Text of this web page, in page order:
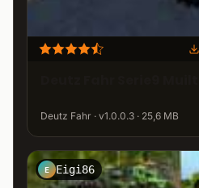
Deutz Fahr · v1.0.0.3 · 25,6 MB
E Eigi86